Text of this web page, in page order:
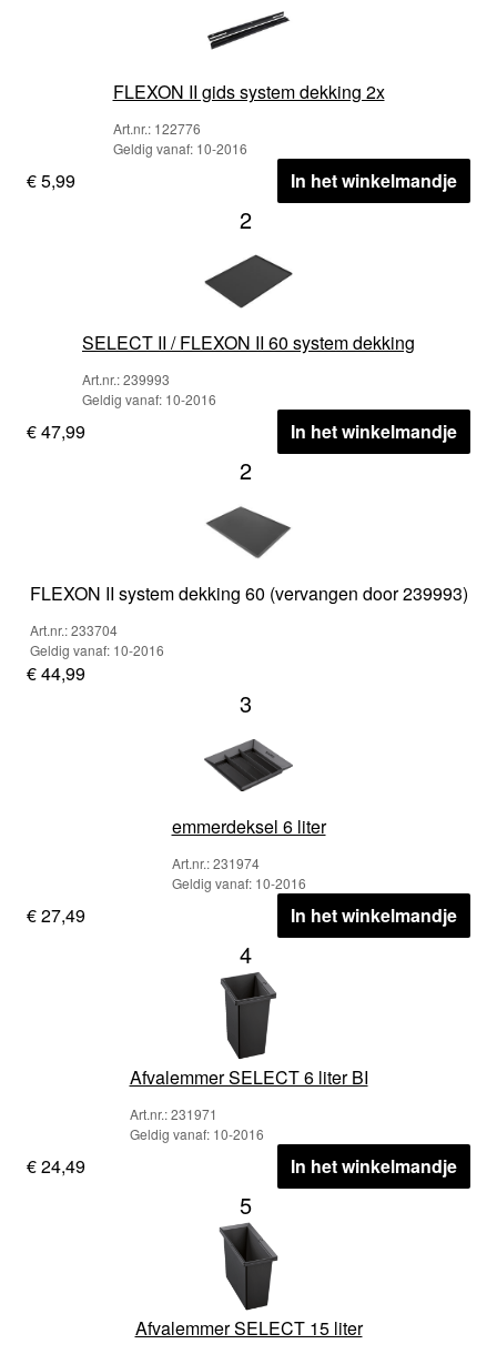
FLEXON II gids system dekking 2x
Art.nr.: 122776
Geldig vanaf: 10-2016
€ 5,99 In het winkelmandje
2
SELECT II / FLEXON II 60 system dekking
Art.nr.: 239993
Geldig vanaf: 10-2016
€ 47,99 In het winkelmandje
2
FLEXON II system dekking 60 (vervangen door 239993)
Art.nr.: 233704
Geldig vanaf: 10-2016
€ 44,99
3
emmerdeksel 6 liter
Art.nr.: 231974
Geldig vanaf: 10-2016
€ 27,49 In het winkelmandje
4
Afvalemmer SELECT 6 liter BI
Art.nr.: 231971
Geldig vanaf: 10-2016
€ 24,49 In het winkelmandje
5
Afvalemmer SELECT 15 liter